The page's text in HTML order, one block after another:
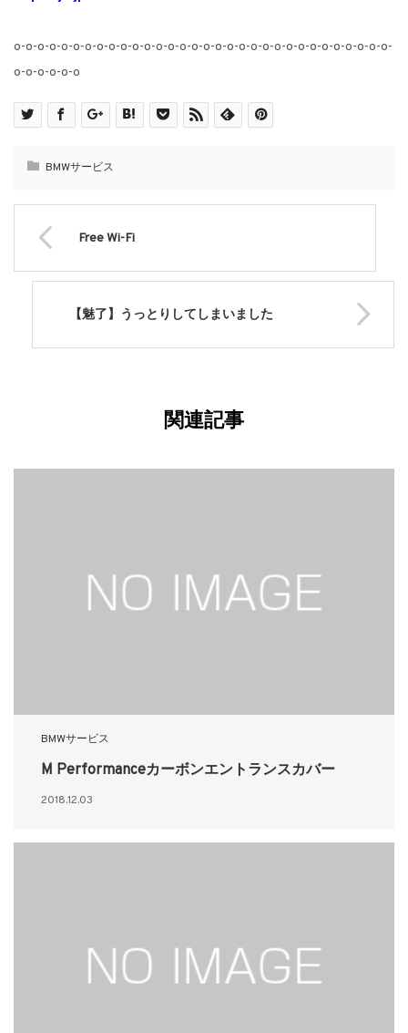
o-o-o-o-o-o-o-o-o-o-o-o-o-o-o-o-o-o-o-o-o-o-o-o-o-o-o-o-o-o-o-o-
o-o-o-o-o-o
BMWサービス
Free Wi-Fi
【魅了】うっとりしてしまいました
関連記事
BMWサービス
M Performanceカーボンエントランスカバー
2018.12.03